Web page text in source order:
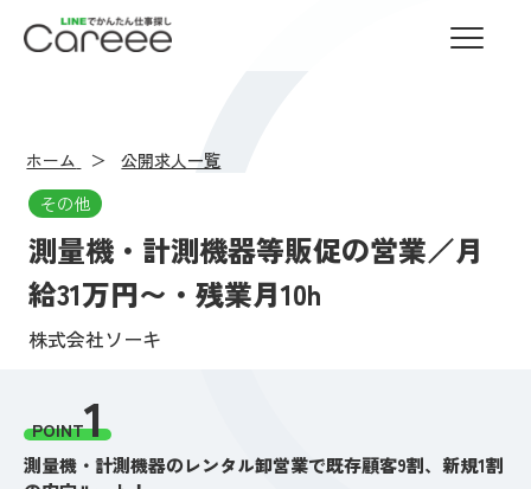
LINEでかんたん仕事探し Careee
ホーム
公開求人一覧
その他
測量機・計測機器等販促の営業／月
給31万円〜・残業月10h
株式会社ソーキ
POINT1
測量機・計測機器のレンタル卸営業で既存顧客9割、新規1割